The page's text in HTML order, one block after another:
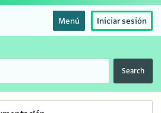
Menú Iniciar sesión
Search